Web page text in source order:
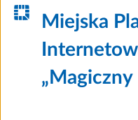
Miejska
„Magiczny